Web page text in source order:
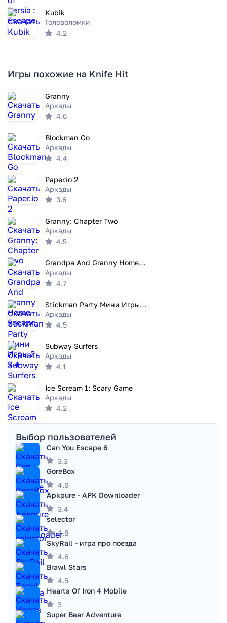
Kubik
Головоломки
4.2
Игры похожие на Knife Hit
Granny
Аркады
4.6
Blockman Go
Аркады
4.4
Paper.io 2
Аркады
3.6
Granny: Chapter Two
Аркады
4.5
Grandpa And Granny Home Escape
Аркады
4.7
Stickman Party Мини Игры 2 3 4
Аркады
4.5
Subway Surfers
Аркады
4.1
Ice Scream 1: Scary Game
Аркады
4.2
Выбор пользователей
Can You Escape 6
3.3
GoreBox
4.6
Apkpure - APK Downloader
3.4
selector
4.8
SkyRail - игра про поезда
4.6
Brawl Stars
4.5
Hearts Of Iron 4 Mobile
3
Super Bear Adventure